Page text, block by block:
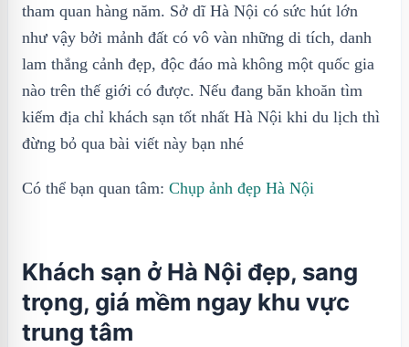
tham quan hàng năm. Sở dĩ Hà Nội có sức hút lớn
như vậy bởi mảnh đất có vô vàn những di tích, danh
lam thắng cảnh đẹp, độc đáo mà không một quốc gia
nào trên thế giới có được. Nếu đang băn khoăn tìm
kiếm địa chỉ khách sạn tốt nhất Hà Nội khi du lịch thì
đừng bỏ qua bài viết này bạn nhé
Có thể bạn quan tâm: Chụp ảnh đẹp Hà Nội
Khách sạn ở Hà Nội đẹp, sang
trọng, giá mềm ngay khu vực
trung tâm